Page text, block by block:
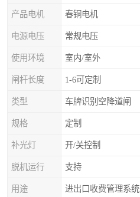
产品电机 春铜电机
电源电压 常规电压
使用环境 室内/室外
闸杆长度 1-6可定制
类型 车牌识别空降道闸
规格 定制
补光灯 开/关控制
脱机运行 支持
用途 进出口收费管理系统